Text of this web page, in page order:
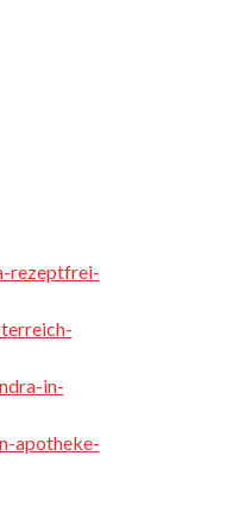
rezeptfrei-
in-
apotheke-